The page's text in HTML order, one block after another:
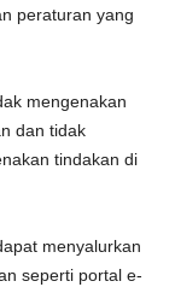
peraturan yang
mengenakan
dan tidak
tindakan di
menyalurkan
seperti portal e-